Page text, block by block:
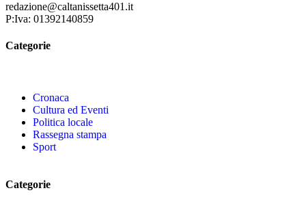
redazione@caltanissetta401.it
P:Iva: 01392140859
Categorie
Cronaca
Cultura ed Eventi
Politica locale
Rassegna stampa
Sport
Categorie